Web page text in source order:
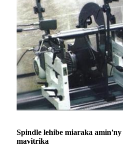
Spindle lehibe miaraka
mavitrika